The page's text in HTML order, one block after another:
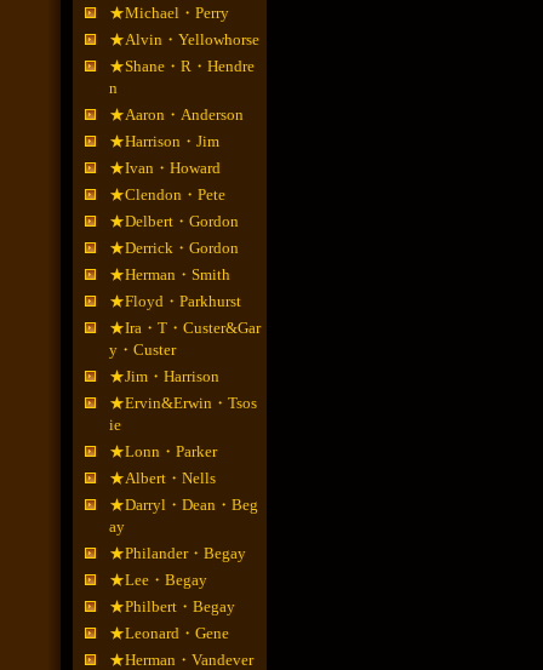
★Michael・Perry
★Alvin・Yellowhorse
★Shane・R・Hendre
n
★Aaron・Anderson
★Harrison・Jim
★Ivan・Howard
★Clendon・Pete
★Delbert・Gordon
★Derrick・Gordon
★Herman・Smith
★Floyd・Parkhurst
★Ira・T・Custer&Gar
y・Custer
★Jim・Harrison
★Ervin&Erwin・Tsos
ie
★Lonn・Parker
★Albert・Nells
★Darryl・Dean・Beg
ay
★Philander・Begay
★Lee・Begay
★Philbert・Begay
★Leonard・Gene
★Herman・Vandever